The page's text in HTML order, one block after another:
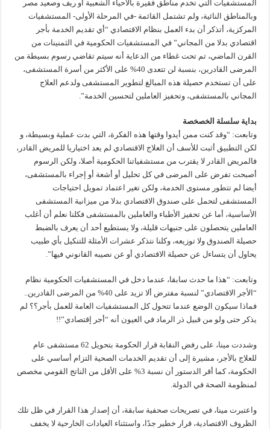
المستشفيات التي تخدم مناطق فقيرة بالأحياء الشعبية أو ريف وصعيد مصر
وبالمناطق النائية، ولم تشتمل القائمة -في المرحلة الأولى- المستشفيات
المركزية، أتذكر أن بدء العمل بنظام الاقتصادي “أي تقديم الخدمة بأجر
اقتصادي بدلا من المجاني” في المستشفيات الحكومية في الثمنينات من
القرن الماضي، تم تحت غطاء من الدعاية أنه سيتم تقاضي رسوم بسيطة من
المرضى القادرين، بنسبة لن تتعدى 40% على الأكثر من أسرة المستشفى،
على أن تستخدم حصيلة هذه المبالغ لتطوير المستشفى ولدعم العلاج
المجاني بالمستشفى، وتحفيز العاملين لتحسين الخدمة”.
بداية سلسلة الخصخصة
وتابعت: “وقد كنت ممن أيدوا وقتها هذه الفكرة، التي بدت عملية وبسيطة، و
لكن التطبيق أثبت للأسف أن العلاج الاقتصادي لم يعد اختياريا للمريض القادر،
فالمريض القادر لا يقترب من مستشفياتنا الحكومية أصلا، ولكن الرسوم
أصبحت تفرض على المرضى في كل تحليل أو أشعة أو إجراء بالمستشفى،
أيضا لم تتطور مستوى الخدمة، ولكن تغير اعتماد تمويل احتياجات
المستشفى لتحمل على صندوق الاقتصادي بدلا من ميزانية المستشفى
الأساسية، أما عن تحفيز الأطباء والعاملين بالمستشفى فكلنا نعلم أن أغلب
العاملين يتحصلون على جنيهات قليلة، ولا يستطيع أحد أن يعرف بالضبط
حصيلة الصندوق ولا توزيعه، وكلنا نتذكر عشرات الأمثلة للتنكيل بأي طبيب
يحاول أن يتساءل عن حصيلة الاقتصادي أو عن نصيبه القانوني فيها”.
وتابعت: “هذا ما حدث سابقا، عندما دخل في المستشفيات الحكومية نظام
“الأجر الاقتصادي” لنسبة مفترض ألا تزيد على 40% من المرضى القادرين..
فماذا سيكون الوضع عندما تتحول كل المستشفيات العامة للعمل بأجر؟؟ لم
يذكر حتى ولو من قبيل ذر الرماد في العيون أنه “أجر إقتصادي”!!
وشددت مينا، على رفض النقابة قرار الحكومة بتحويل 62 مستشفى عام
للعلاج بالأجر، مشيرة إلى أن تقديم الخدمات الصحية التزام أساسي على
الحكومة، كما أقر الدستور أن نسبة 3% على الأقل من الناتج القومي مخصص
لمنظومة الصحة في الدولة.
واعتبرت مينا، في تصريحات صحفية سابقة، أن إصدار هذا القرار في ظل تلك
الظروف الاقتصادية، قرار خطير جدًا، واستثناء العيادات الخارحية لا يخفف